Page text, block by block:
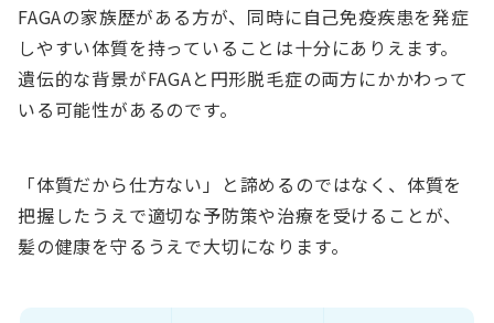
FAGAの家族歴がある方が、同時に自己免疫疾患を発症
しやすい体質を持っていることは十分にありえます。
遺伝的な背景がFAGAと円形脱毛症の両方にかかわって
いる可能性があるのです。
「体質だから仕方ない」と諦めるのではなく、体質を
把握したうえで適切な予防策や治療を受けることが、
髪の健康を守るうえで大切になります。